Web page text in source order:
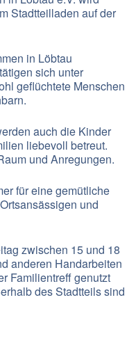
Stadtteilladen auf der
in Löbtau
sich unter
geflüchtete Menschen
auch die Kinder
liebevoll betreut.
und Anregungen.
für eine gemütliche
und
zwischen 15 und 18
anderen Handarbeiten
Familientreff genutzt
des Stadtteils sind